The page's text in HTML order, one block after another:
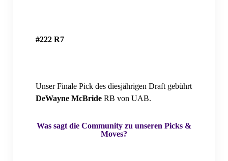
#222 R7
Unser Finale Pick des diesjährigen Draft gebührt
DeWayne McBrideRB von UAB.
Was sagt die Community zu unseren Picks &
Moves?